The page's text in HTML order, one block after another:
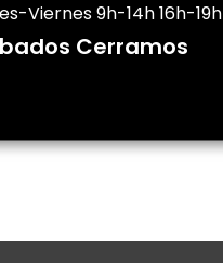
Viernes 9h-14h 16h-19h
Cerramos